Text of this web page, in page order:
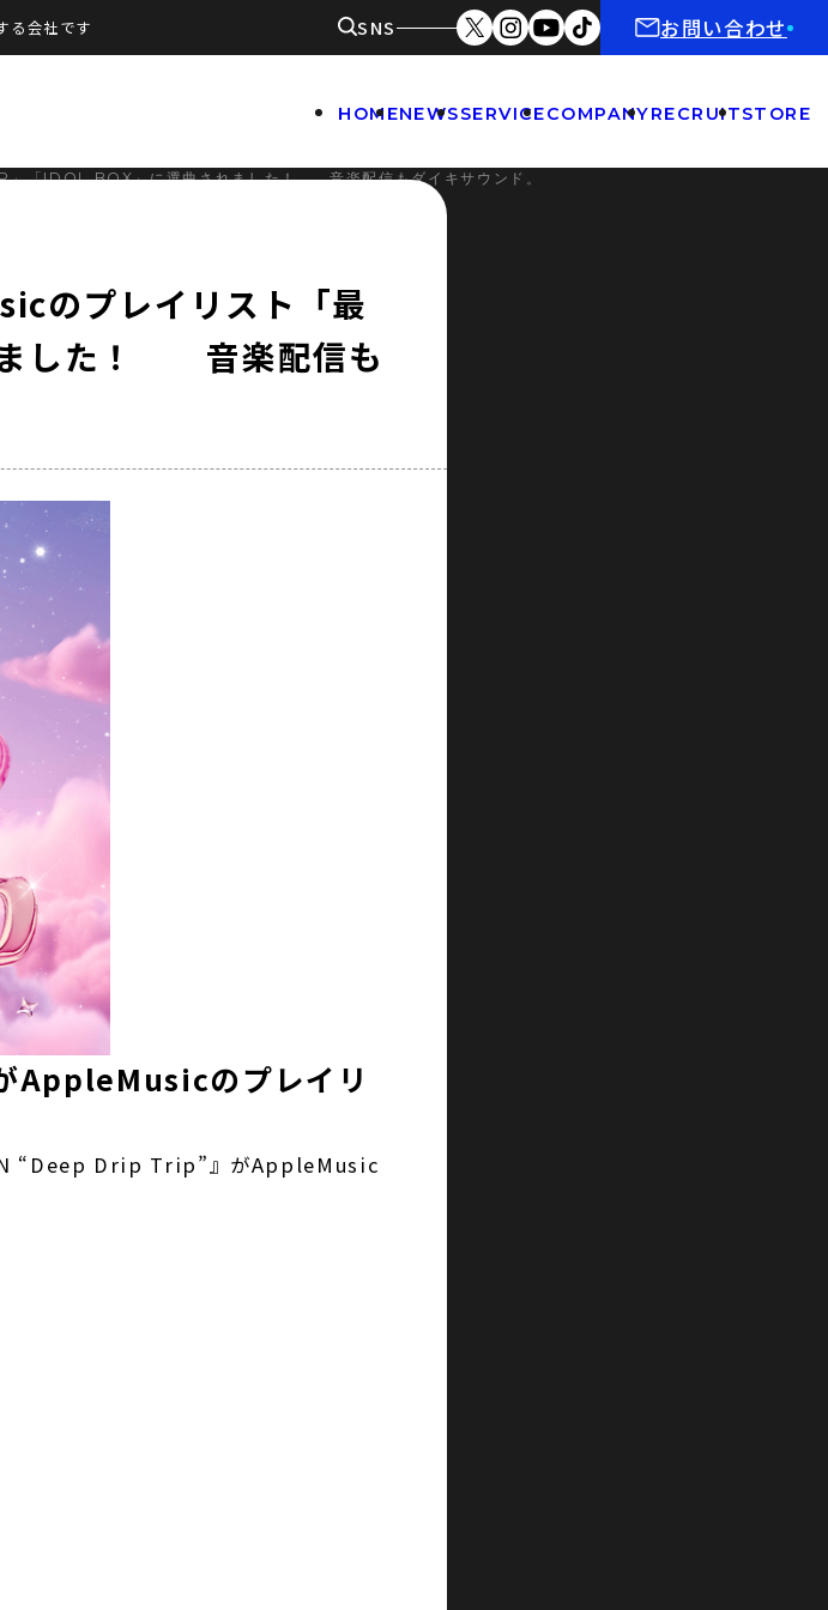
る会社です SNS お問い合わせ
HOMENEWSSERVICECOMPANYRECRUITSTORE
「IDOL BOX」に選曲されました！ 音楽配信もダイキサウンド。
のプレイリスト「最
ました！ 音楽配信も
AppleMusicのプレイリ
“Deep Drip Trip”』がAppleMusic